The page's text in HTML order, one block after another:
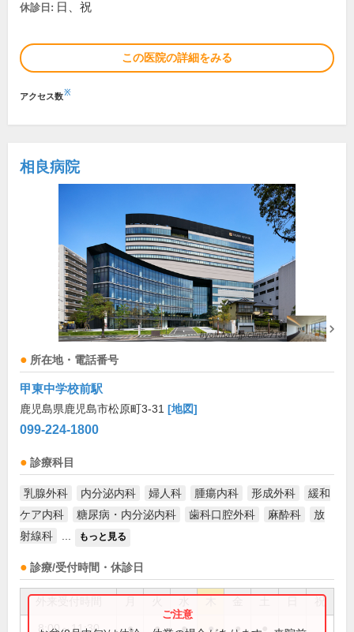
休診日: 日、祝
この医院の詳細をみる
アクセス数※
相良病院
所在地・電話番号
甲東中学校前駅
鹿児島県鹿児島市松原町3-31 [地図]
099-224-1800
診療科目
乳腺外科 内分泌内科 婦人科 腫瘍内科 形成外科
緩和
ケア内科
糖尿病・内分泌内科 歯科口腔外科 麻酔科
放
射線科
もっと見る
診療/受付時間・休診日
祝
8:00～11:30 ● ● ● ● ●